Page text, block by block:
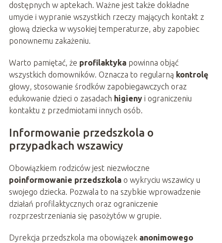
dostępnych w aptekach. Ważne jest także dokładne
umycie i wypranie wszystkich rzeczy mających kontakt z
głową dziecka w wysokiej temperaturze, aby zapobiec
ponownemu zakażeniu.
Warto pamiętać, że profilaktykapowinna objąć
wszystkich domowników. Oznacza to regularną kontrolę
głowy, stosowanie środków zapobiegawczych oraz
edukowanie dzieci o zasadach higienyi ograniczeniu
kontaktu z przedmiotami innych osób.
Informowanie przedszkola o
przypadkach wszawicy
Obowiązkiem rodziców jest niezwłoczne
poinformowanie przedszkolao wykryciu wszawicy u
swojego dziecka. Pozwala to na szybkie wprowadzenie
działań profilaktycznych oraz ograniczenie
rozprzestrzeniania się pasożytów w grupie.
Dyrekcja przedszkola ma obowiązek anonimowego